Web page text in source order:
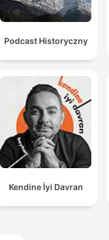
Podcast Historyczny
Kendine İyi Davran